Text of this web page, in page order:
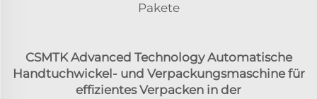
Pakete
CSMTK Advanced Technology Automatische
Handtuchwickel- und Verpackungsmaschine für
effizientes Verpacken in der